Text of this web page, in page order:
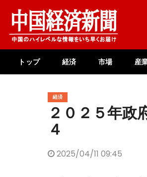
content
トップ 経済 市場 産
経済
２０２５年政
４
2025/04/11 09:45